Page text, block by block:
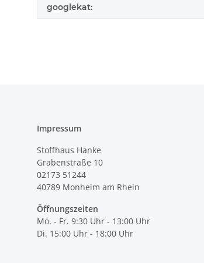
googlekat:
Impressum
Stoffhaus Hanke
Grabenstraße 10
02173 51244
40789 Monheim am Rhein
Öffnungszeiten
Mo. - Fr. 9:30 Uhr - 13:00 Uhr
Di. 15:00 Uhr - 18:00 Uhr